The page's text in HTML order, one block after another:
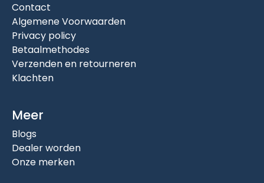
Contact
Algemene Voorwaarden
Privacy policy
Betaalmethodes
Verzenden en retourneren
Klachten
Meer
Blogs
Dealer worden
Onze merken